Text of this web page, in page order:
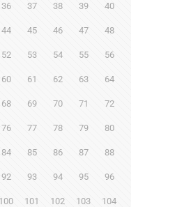
36 37 38 39 40
44 45 46 47 48
52 53 54 55 56
60 61 62 63 64
68 69 70 71 72
76 77 78 79 80
84 85 86 87 88
92 93 94 95 96
100 101 102 103 104